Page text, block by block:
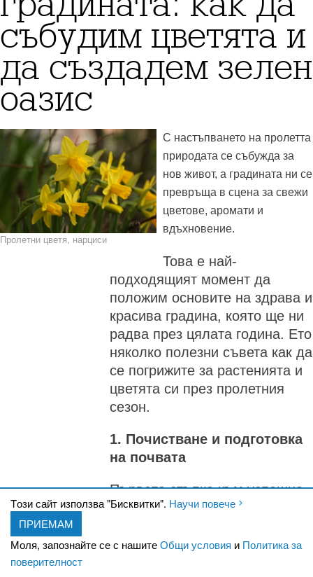
събудим цветята и
да създадем зелен
оазис
Пролетни цветя, нарциси
С настъпването на пролетта
природата се събужда за
нов живот, а градината ни се
превръща в сцена за свежи
цветове, аромати и
вдъхновение.
Това е най-
подходящият момент да
положим основите на здрава и
красива градина, която ще ни
радва през цялата година. Ето
няколко полезни съвета как да
се погрижите за растенията и
цветята си през пролетния
сезон.
1. Почистване и подготовка
на почвата
Първата стъпка към успешна
градина е добрата подготовка.
клони и плевели, натрупани
Tози сайт използва "Бисквитки". Научи повече
ПРИЕМАМ
Моля, запознайте се с нашитеОбщи условия и Политика за
поверителност